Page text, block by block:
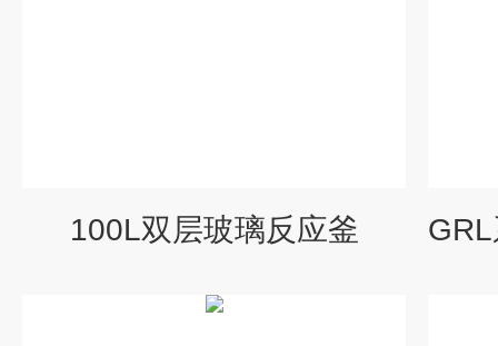
100L双层玻璃反应釜